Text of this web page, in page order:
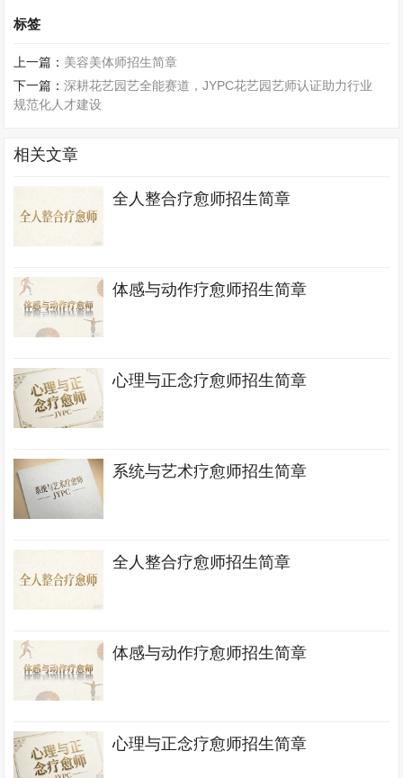
标签
上一篇： 美容美体师招生简章
下一篇：深耕花艺园艺全能赛道，JYPC花艺园艺师认证助力行业
规范化人才建设
相关文章
全人整合疗愈师招生简章
体感与动作疗愈师招生简章
心理与正念疗愈师招生简章
系统与艺术疗愈师招生简章
全人整合疗愈师招生简章
体感与动作疗愈师招生简章
心理与正念疗愈师招生简章